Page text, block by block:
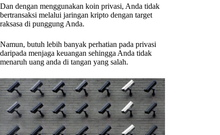
Dan dengan menggunakan koin privasi, Anda tidak
bertransaksi melalui jaringan kripto dengan target
raksasa di punggung Anda.
Namun, butuh lebih banyak perhatian pada privasi
daripada menjaga keuangan sehingga Anda tidak
menaruh uang anda di tangan yang salah.